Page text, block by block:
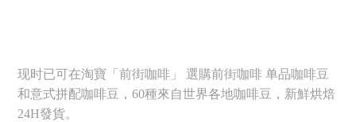
现时已可在淘寶「前街咖啡」 選購前街咖啡 单品咖啡豆
和意式拼配咖啡豆，60種來自世界各地咖啡豆，新鮮烘焙
24H發貨。